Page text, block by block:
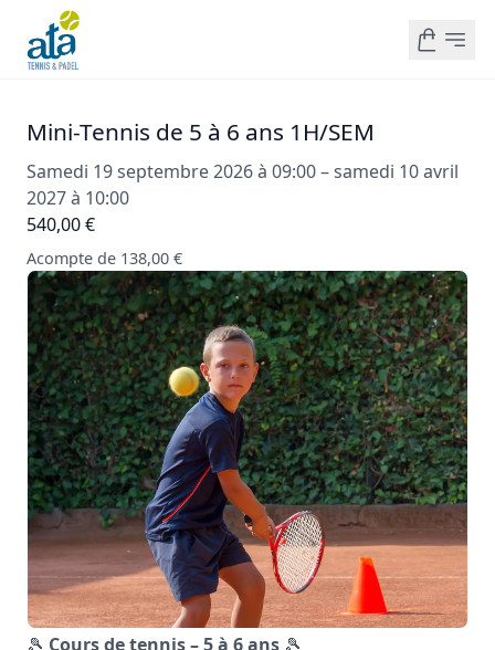
Mini-Tennis de 5 à 6 ans 1H/SEM
Samedi 19 septembre 2026 à 09:00 – samedi 10 avril
2027 à 10:00
540,00 €
Acompte de 138,00 €
🎾 Cours de tennis – 5 à 6 ans 🎾